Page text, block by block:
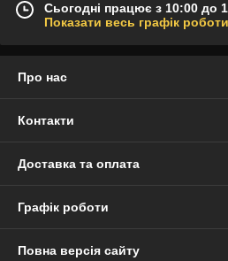
Сьогодні працює з 10:00 до
Показати весь графік роботи
Про нас
Контакти
Доставка та оплата
Графік роботи
Повна версія сайту